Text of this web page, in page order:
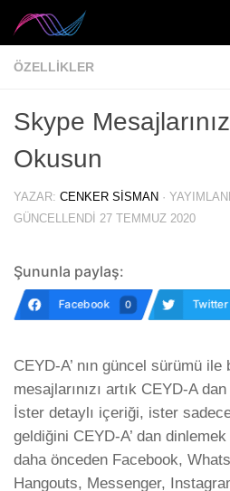
Skip to content
ÖZELLIKLER
Skype
Okusun
YAZAR: CENKER SISMAN ·
GÜNCELLENDI 27 TEMMUZ 2020
Şununla paylaş:
Facebook 0 Twitter
CEYD-A’ nın güncel sürümü
mesajlarınızı artık CEYD-A
İster detaylı içeriği, ister
geldiğini CEYD-A’ dan
daha önceden Facebook,
Hangouts, Messenger,